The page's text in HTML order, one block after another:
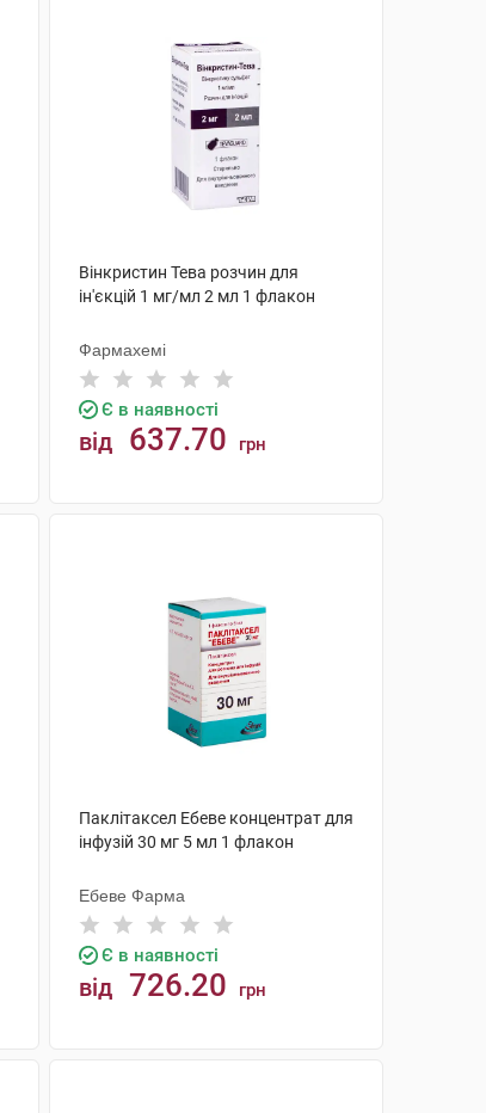
Вінкристин Тева розчин для
ін'єкцій 1 мг/мл 2 мл 1 флакон
Фармахемі
Є в наявності
від 637.70 грн
Паклітаксел Ебеве концентрат для
інфузій 30 мг 5 мл 1 флакон
Ебеве Фарма
Є в наявності
від 726.20 грн